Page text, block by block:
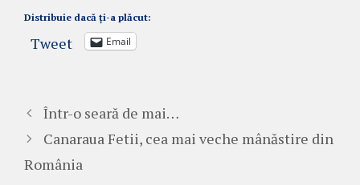
Distribuie dacă ți-a plăcut:
Tweet Email
Într-o seară de mai…
Canaraua Fetii, cea mai veche mânăstire din
România